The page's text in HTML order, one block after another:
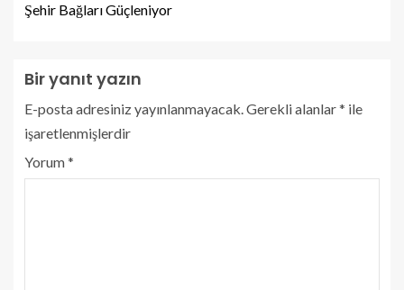
Şehir Bağları Güçleniyor
Bir yanıt yazın
E-posta adresiniz yayınlanmayacak.Gerekli alanlar* ile
işaretlenmişlerdir
Yorum*